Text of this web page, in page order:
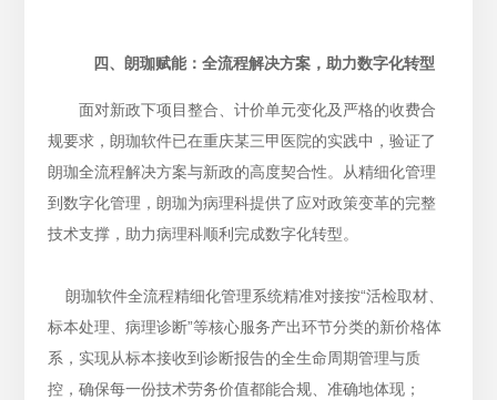
四、朗珈赋能：全流程解决方案，助力数字化转型
面对新政下项目整合、计价单元变化及严格的收费合
规要求，朗珈软件已在重庆某三甲医院的实践中，验证了
朗珈全流程解决方案与新政的高度契合性。从精细化管理
到数字化管理，朗珈为病理科提供了应对政策变革的完整
技术支撑，助力病理科顺利完成数字化转型。
朗珈软件全流程精细化管理系统精准对接按“活检取材、
标本处理、病理诊断”等核心服务产出环节分类的新价格体
系，实现从标本接收到诊断报告的全生命周期管理与质
控，确保每一份技术劳务价值都能合规、准确地体现；